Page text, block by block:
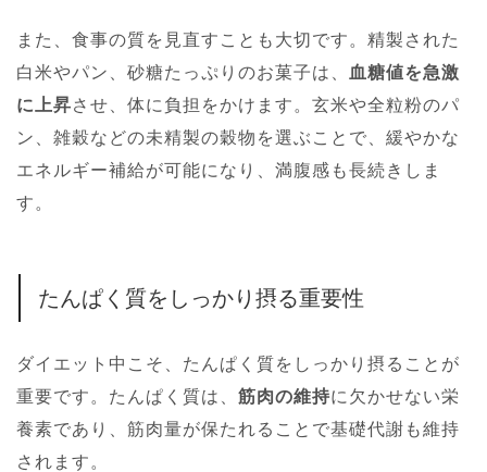
また、食事の質を見直すことも大切です。精製された
白米やパン、砂糖たっぷりのお菓子は、
血糖値を急激
に上昇させ、体に負担をかけます。玄米や全粒粉のパ
ン、雑穀などの未精製の穀物を選ぶことで、緩やかな
エネルギー補給が可能になり、満腹感も長続きしま
す。
たんぱく質をしっかり摂る重要性
ダイエット中こそ、たんぱく質をしっかり摂ることが
重要です。たんぱく質は、 筋肉の維持に欠かせない栄
養素であり、筋肉量が保たれることで基礎代謝も維持
されます。